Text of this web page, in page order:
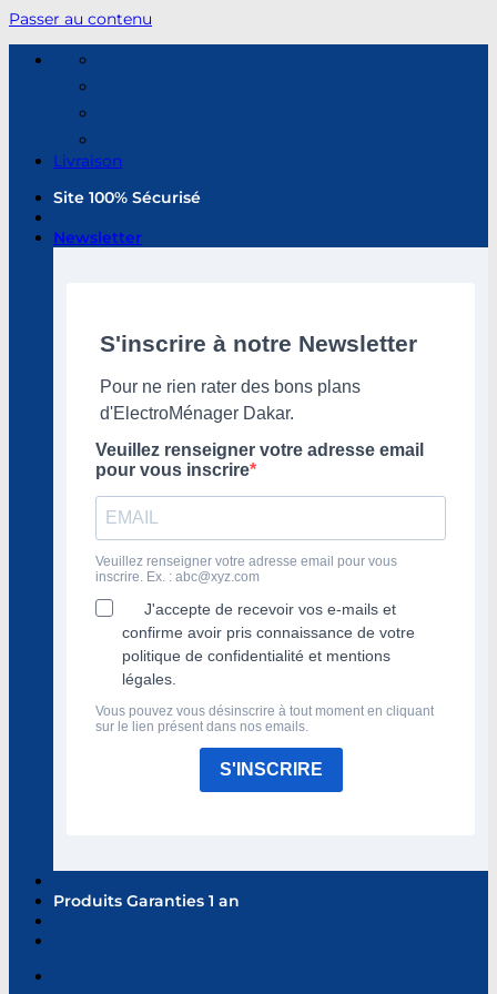
Passer au contenu
Livraison
Site 100% Sécurisé
Newsletter
S'inscrire à notre Newsletter
Pour ne rien rater des bons plans
d'ElectroMénager Dakar.
Veuillez renseigner votre adresse email
pour vous inscrire
Veuillez renseigner votre adresse email pour vous
inscrire. Ex. : abc@xyz.com
J'accepte de recevoir vos e-mails et
confirme avoir pris connaissance de votre
politique de confidentialité et mentions
légales.
Vous pouvez vous désinscrire à tout moment en cliquant
sur le lien présent dans nos emails.
S'INSCRIRE
Produits Garanties 1 an